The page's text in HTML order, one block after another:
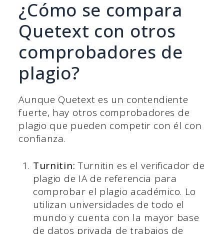
¿Cómo se compara
Quetext con otros
comprobadores de
plagio?
Aunque Quetext es un contendiente
fuerte, hay otros comprobadores de
plagio que pueden competir con él con
confianza.
Turnitin:Turnitin es el verificador de
plagio de IA de referencia para
comprobar el plagio académico. Lo
utilizan universidades de todo el
mundo y cuenta con la mayor base
de datos privada de trabajos de